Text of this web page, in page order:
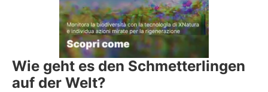
Wie geht es den Schmetterlingen
auf der Welt?